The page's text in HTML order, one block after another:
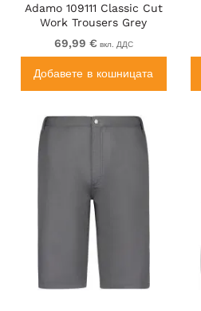
Adamo 109111 Classic Cut
Work Trousers Grey
69,99 € вкл. ДДС
Добавете в кошницата